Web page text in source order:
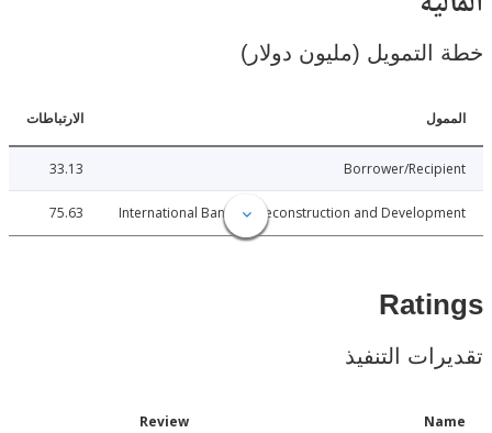
(مليون دولار)
الارتباطات
Borrower/
International Bank for Reconstruction and
75.63
التنفيذ